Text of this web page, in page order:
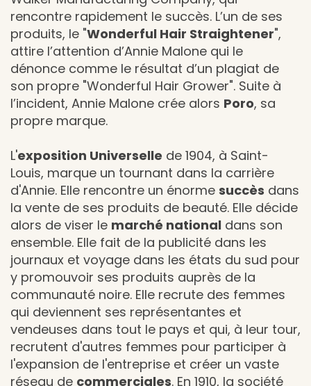
rencontre rapidement le succès. L’un de ses
produits, le "Wonderful Hair Straightener",
attire l’attention d’Annie Malone qui le
dénonce comme le résultat d’un plagiat de
son propre "Wonderful Hair Grower". Suite à
l’incident, Annie Malone crée alors Poro, sa
propre marque.
L'exposition Universelle de 1904, à Saint-
Louis, marque un tournant dans la carrière
d'Annie. Elle rencontre un énorme succès dans
la vente de ses produits de beauté. Elle décide
alors de viser le marché national dans son
ensemble. Elle fait de la publicité dans les
journaux et voyage dans les états du sud pour
y promouvoir ses produits auprès de la
communauté noire. Elle recrute des femmes
qui deviennent ses représentantes et
vendeuses dans tout le pays et qui, à leur tour,
recrutent d'autres femmes pour participer à
l'expansion de l'entreprise et créer un vaste
réseau de commerciales. En 1910, la société